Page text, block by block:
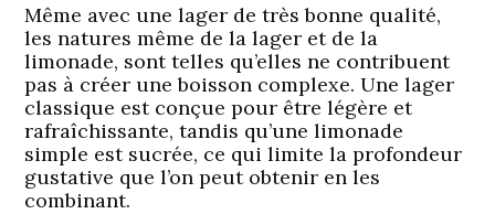
Même avec une lager de très bonne qualité,
les natures même de la lager et de la
limonade, sont telles qu’elles ne contribuent
pas à créer une boisson complexe. Une lager
classique est conçue pour être légère et
rafraîchissante, tandis qu’une limonade
simple est sucrée, ce qui limite la profondeur
gustative que l’on peut obtenir en les
combinant.